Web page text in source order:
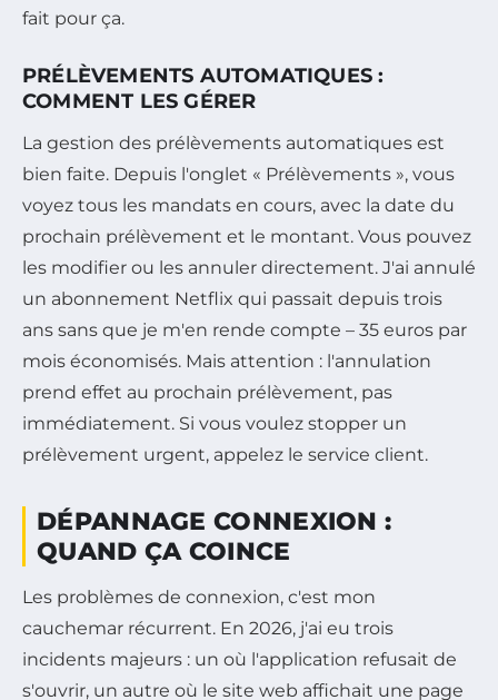
fait pour ça.
PRÉLÈVEMENTS AUTOMATIQUES :
COMMENT LES GÉRER
La gestion des prélèvements automatiques est
bien faite. Depuis l'onglet « Prélèvements », vous
voyez tous les mandats en cours, avec la date du
prochain prélèvement et le montant. Vous pouvez
les modifier ou les annuler directement. J'ai annulé
un abonnement Netflix qui passait depuis trois
ans sans que je m'en rende compte – 35 euros par
mois économisés. Mais attention : l'annulation
prend effet au prochain prélèvement, pas
immédiatement. Si vous voulez stopper un
prélèvement urgent, appelez le service client.
DÉPANNAGE CONNEXION :
QUAND ÇA COINCE
Les problèmes de connexion, c'est mon
cauchemar récurrent. En 2026, j'ai eu trois
incidents majeurs : un où l'application refusait de
s'ouvrir, un autre où le site web affichait une page